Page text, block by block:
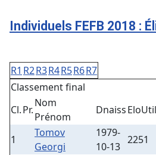
Individuels FEFB 2018 :
R1 R2R3R4R5R6R7
Classement final
Cl.Pr.
Nom
Prénom
DnaissEloUtil
1
Tomov
Georgi
1979-
10-13
2251